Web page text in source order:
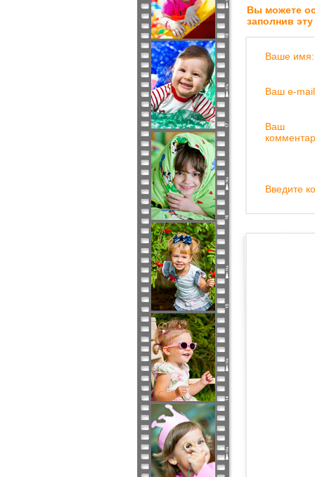
Вы можете
заполнив
Ваше имя:
Ваш e-
Ваш
Введите